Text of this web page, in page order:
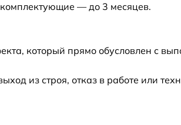
от 100 мин
от 70 мин
— до 3 месяцев.
который прямо обусловлен с
из строя, отказ в работе или